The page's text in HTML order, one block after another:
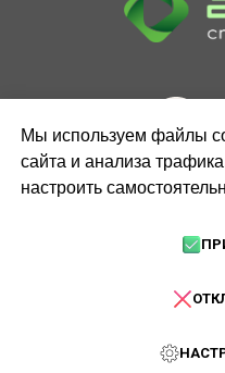
Мы используем файлы
сайта и анализа
настроить